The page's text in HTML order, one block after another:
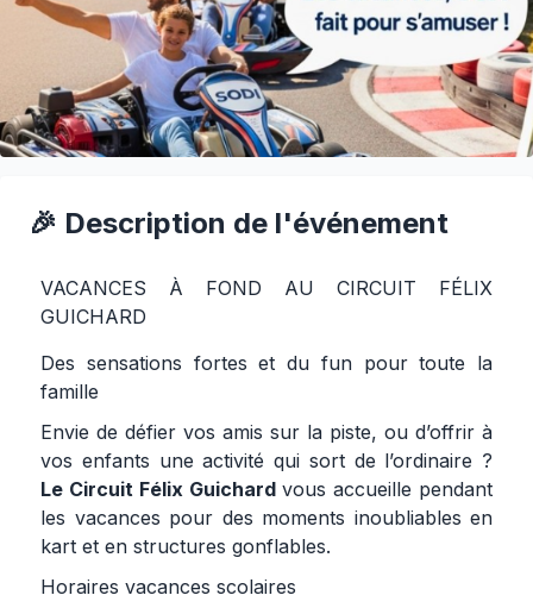
🎉 Description de l'événement
VACANCES À FOND AU CIRCUIT FÉLIX
GUICHARD
Des sensations fortes et du fun pour toute la
famille
Envie de défier vos amis sur la piste, ou d’offrir à
vos enfants une activité qui sort de l’ordinaire ?
Le Circuit Félix Guichardvous accueille pendant
les vacances pour des moments inoubliables en
kart et en structures gonflables.
Horaires vacances scolaires